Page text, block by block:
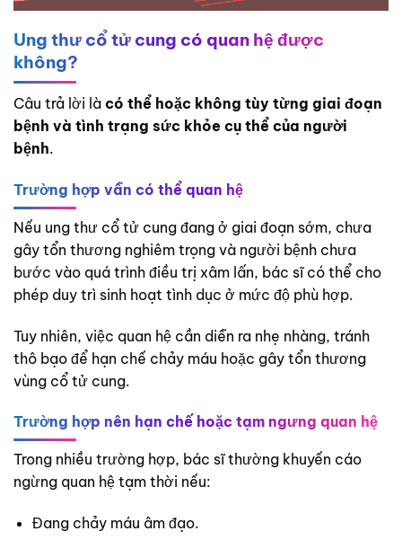
Ung thư cổ tử cung có quan hệ được
không?
Câu trả lời là có thể hoặc không tùy từng giai đoạn
bệnh và tình trạng sức khỏe cụ thể của người
bệnh.
Trường hợp vẫn có thể quan hệ
Nếu ung thư cổ tử cung đang ở giai đoạn sớm, chưa
gây tổn thương nghiêm trọng và người bệnh chưa
bước vào quá trình điều trị xâm lấn, bác sĩ có thể cho
phép duy trì sinh hoạt tình dục ở mức độ phù hợp.
Tuy nhiên, việc quan hệ cần diễn ra nhẹ nhàng, tránh
thô bạo để hạn chế chảy máu hoặc gây tổn thương
vùng cổ tử cung.
Trường hợp nên hạn chế hoặc tạm ngưng quan hệ
Trong nhiều trường hợp, bác sĩ thường khuyến cáo
ngừng quan hệ tạm thời nếu:
Đang chảy máu âm đạo.